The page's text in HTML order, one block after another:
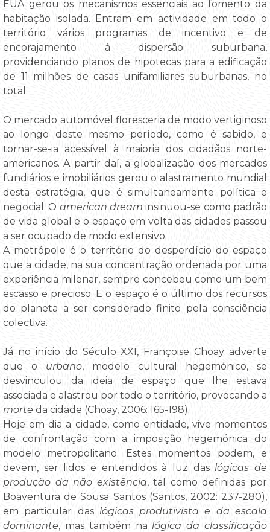
EUA gerou os mecanismos essenciais ao fomento da
habitação isolada. Entram em actividade em todo o
território vários programas de incentivo e de
encorajamento à dispersão suburbana,
providenciando planos de hipotecas para a edificação
de 11 milhões de casas unifamiliares suburbanas, no
total.
O mercado automóvel floresceria de modo vertiginoso
ao longo deste mesmo período, como é sabido, e
tornar-se-ia acessível à maioria dos cidadãos norte-
americanos. A partir daí, a globalização dos mercados
fundiários e imobiliários gerou o alastramento mundial
desta estratégia, que é simultaneamente política e
negocial. O american dream insinuou-se como padrão
de vida global e o espaço em volta das cidades passou
a ser ocupado de modo extensivo.
A metrópole é o território do desperdício do espaço
que a cidade, na sua concentração ordenada por uma
experiência milenar, sempre concebeu como um bem
escasso e precioso. E o espaço é o último dos recursos
do planeta a ser considerado finito pela consciência
colectiva.
Já no início do Século XXI, Françoise Choay adverte
que o urbano, modelo cultural hegemónico, se
desvinculou da ideia de espaço que lhe estava
associada e alastrou por todo o território, provocando a
morte da cidade (Choay, 2006: 165-198).
Hoje em dia a cidade, como entidade, vive momentos
de confrontação com a imposição hegemónica do
modelo metropolitano. Estes momentos podem, e
devem, ser lidos e entendidos à luz das lógicas de
produção da não existência, tal como definidas por
Boaventura de Sousa Santos (Santos, 2002: 237-280),
em particular das lógicas produtivista e da escala
dominante, mas também na lógica da classificação